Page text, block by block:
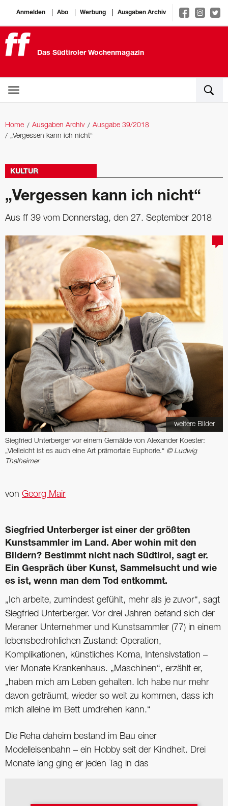
Anmelden Abo Werbung Ausgaben Archiv
Das Südtiroler Wochenmagazin
Home Ausgaben Archiv
Ausgabe 39/2018
„Vergessen kann ich nicht“
KULTUR
„Vergessen kann ich nicht“
Aus ff 39 vom Donnerstag, den 27. September 2018
weitere Bilder
Siegfried Unterberger vor einem Gemälde von Alexander Koester:
„Vielleicht ist es auch eine Art prämortale Euphorie.“ © Ludwig
Thalheimer
von Georg Mair
Siegfried Unterberger ist einer der größten
Kunstsammler im Land. Aber wohin mit den
Bildern? Bestimmt nicht nach Südtirol, sagt er.
Ein Gespräch über Kunst, Sammelsucht und wie
es ist, wenn man dem Tod entkommt.
„Ich arbeite, zumindest gefühlt, mehr als je zuvor“, sagt
Siegfried Unterberger. Vor drei Jahren befand sich der
Meraner Unternehmer und Kunstsammler (77) in einem
lebensbedrohlichen Zustand: Operation,
Komplikationen, künstliches Koma, Intensivstation –
vier Monate Krankenhaus. „Maschinen“, erzählt er,
„haben mich am Leben gehalten. Ich habe nur mehr
davon geträumt, wieder so weit zu kommen, dass ich
mich alleine im Bett umdrehen kann.“
Die Reha daheim bestand im Bau einer
Modelleisenbahn – ein Hobby seit der Kindheit. Drei
Monate lang ging er jeden Tag in das